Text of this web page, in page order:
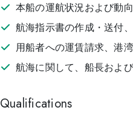
本船の運航状況および動
航海指示書の作成・送付
用船者への運賃請求、港
航海に関して、船長およ
Qualifications